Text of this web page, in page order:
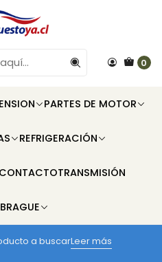
0
PARTES DE MOTOR
REFRIGERACIÓN
CONTACTOTRANSMISIÓN
a buscarLeer más